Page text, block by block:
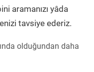
aramanızı yâda
tavsiye ederiz.
olduğundan daha